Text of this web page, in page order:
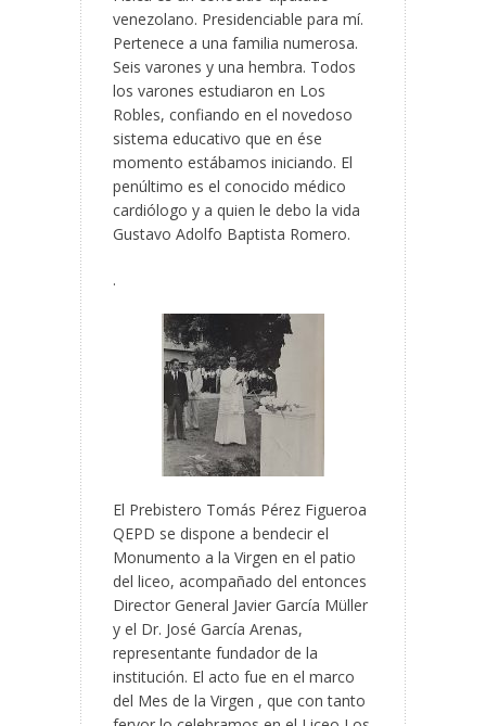
venezolano. Presidenciable para mí.
Pertenece a una familia numerosa.
Seis varones y una hembra. Todos
los varones estudiaron en Los
Robles, confiando en el novedoso
sistema educativo que en ése
momento estábamos iniciando. El
penúltimo es el conocido médico
cardiólogo y a quien le debo la vida
Gustavo Adolfo Baptista Romero.
.
El Prebistero Tomás Pérez Figueroa
QEPD se dispone a bendecir el
Monumento a la Virgen en el patio
del liceo, acompañado del entonces
Director General Javier García Müller
y el Dr. José García Arenas,
representante fundador de la
institución. El acto fue en el marco
del Mes de la Virgen , que con tanto